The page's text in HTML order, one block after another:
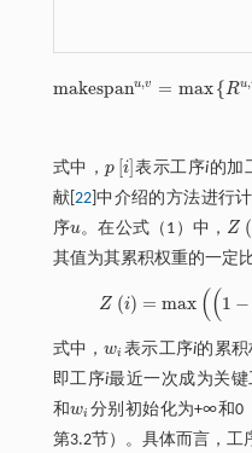
makespanu,v = max{Ru,
makespanu,v = ma xRu,vi+pi+ Q
式中，p [i]
pi 表示工序i的加
献[ 22]中介绍的方法进行
序u
u。在公式（1） 中， Z (
Zi
其值为其累积权重的一定
Z (i) = max ((1 −
Zi =ma x1 -trand( 1, γ )×
式中，wi
wi 表示工序i的累积
即工序i最近一次成为关
和wi
wi 分别初始化为+∞和0
第3.2节）。具体而言，工